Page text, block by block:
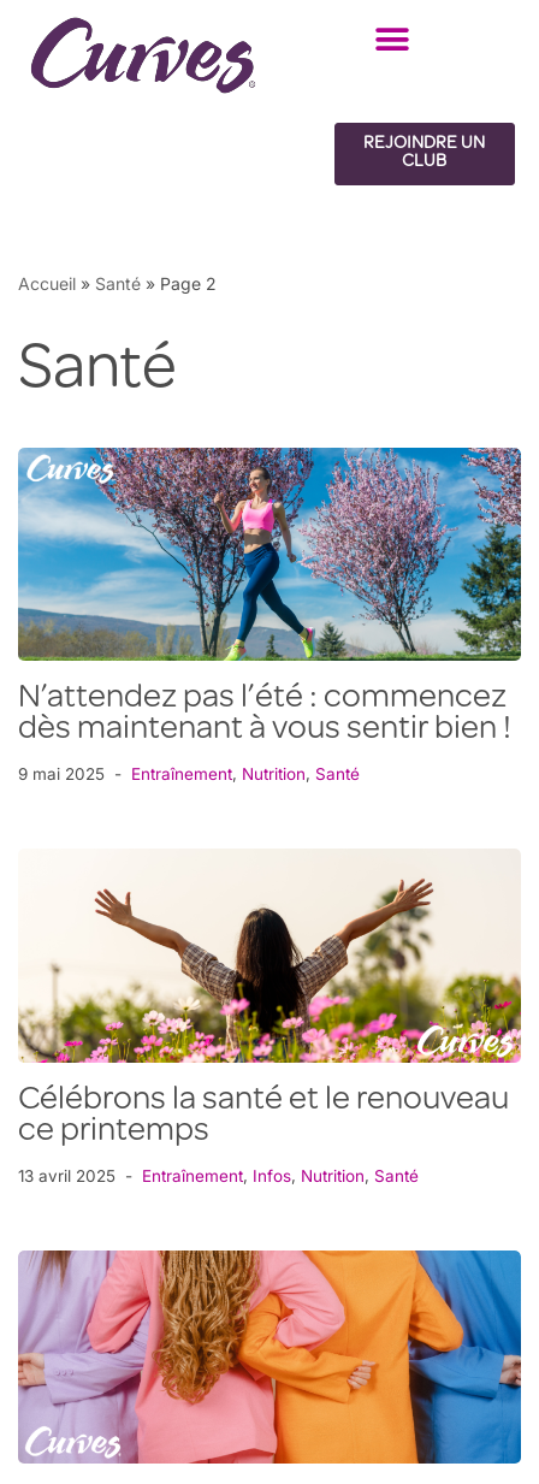
Aller
REJOINDRE UN
CLUB
Accueil » Santé » Page 2
Santé
N’attendez pas l’été : commencez
dès maintenant à vous sentir bien !
9 mai 2025 Entraînement, Nutrition, Santé
Célébrons la santé et le renouveau
ce printemps
13 avril 2025 Entraînement, Infos, Nutrition, Santé